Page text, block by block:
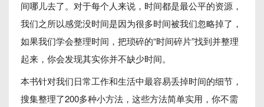
间哪儿去了。对于每个人来说，时间都是最公平的资源，
我们之所以感觉没时间是因为很多时间被我们忽略掉了，
如果我们学会整理时间，把琐碎的“时间碎片”找到并整理
起来，你会发现其实你并不缺少时间。
本书针对我们日常工作和生活中最容易丢掉时间的细节，
搜集整理了200多种小方法，这些方法简单实用，你不需